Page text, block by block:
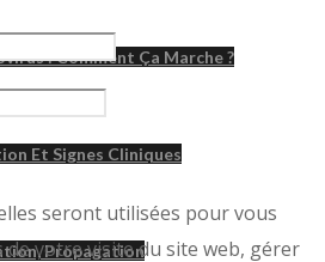
: Comment Ça Marche ?
Et Signes Cliniques
Propagation
seront utilisées pour vous
de votre visite du site web, gérer